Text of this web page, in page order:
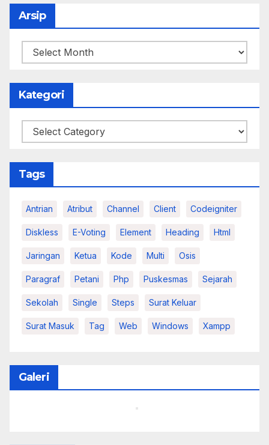
Arsip
Arsip
Kategori
Kategori
Tags
Antrian Atribut Channel Client Codeigniter
Diskless E-Voting Element Heading Html
Jaringan Ketua Kode Multi Osis
Paragraf Petani Php Puskesmas Sejarah
Sekolah Single Steps Surat Keluar
Surat Masuk Tag Web Windows Xampp
Galeri